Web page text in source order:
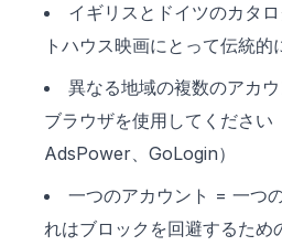
イギリスとドイツのカタ
トハウス映画にとって伝統
異なる地域の複数のアカ
ブラウザを使用してください
AdsPower、GoLogin）
一つのアカウント = 一つ
れはブロックを回避するため